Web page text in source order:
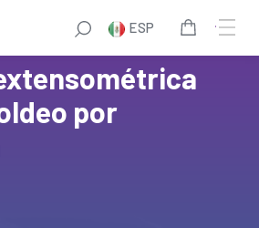
ESP
los sensores
por